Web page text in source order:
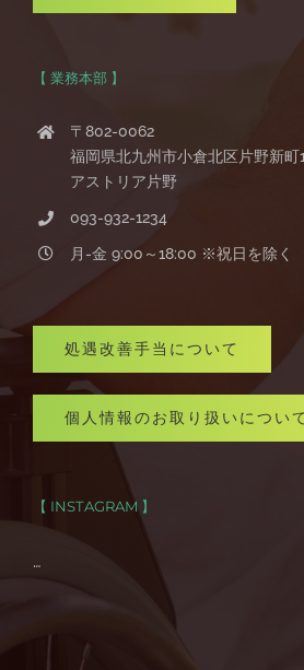
【 業務本部 】
〒802-0062
福岡県北九州市小倉北区片野新町
アストリア片野
093-932-1234
月-金 9:00～18:00 ※祝日を除く
処遇改善手当について
個人情報のお取り扱いについて
【 INSTAGRAM 】
…